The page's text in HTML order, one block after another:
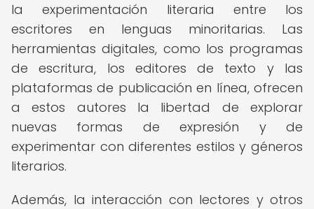
la experimentación literaria entre los
escritores en lenguas minoritarias. Las
herramientas digitales, como los programas
de escritura, los editores de texto y las
plataformas de publicación en línea, ofrecen
a estos autores la libertad de explorar
nuevas formas de expresión y de
experimentar con diferentes estilos y géneros
literarios.
Además, la interacción con lectores y otros